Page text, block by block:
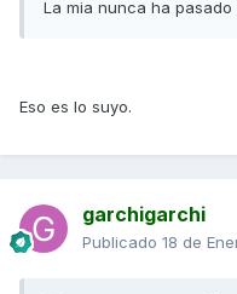
La mia nunca ha
Eso es lo suyo.
garchigarchi
Publicado 18 de